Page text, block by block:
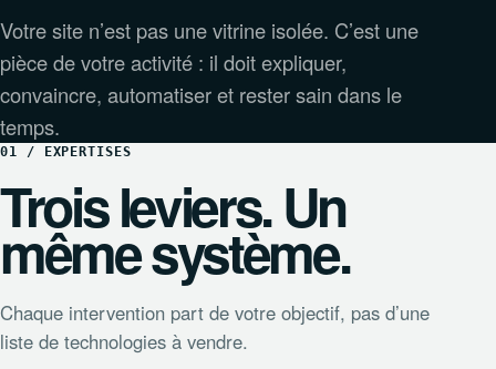
Votre site n’est pas une vitrine isolée. C’est une
pièce de votre activité : il doit expliquer,
convaincre, automatiser et rester sain dans le
temps.
01 / EXPERTISES
Trois leviers. Un
même système.
Chaque intervention part de votre objectif, pas d’une
liste de technologies à vendre.